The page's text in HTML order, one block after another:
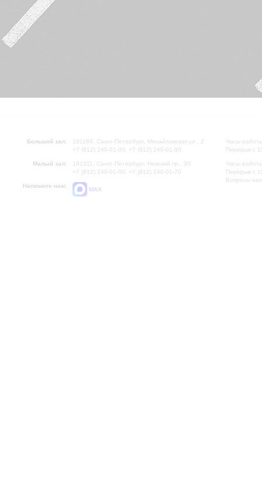
Большой зал:
191186, Санкт-Петербург, Михайловская ул., 2
+7 (812) 240-01-00, +7 (812) 240-01-80
Малый зал:
191011, Санкт-Петербург, Невский пр., 30
+7 (812) 240-01-00, +7 (812) 240-01-70
Напишите нам:
MAX
Часы
Перерыв с
Часы
Перерыв с
Вопросы